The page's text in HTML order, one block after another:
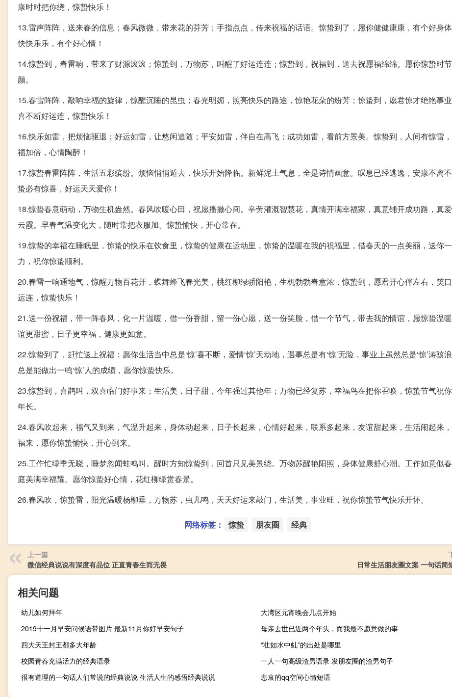
康时时把你绕，惊蛰快乐！
13.雷声阵阵，送来春的信息；春风微微，带来花的芬芳；手指点点，传来祝福的话语。惊蛰到了，愿你健健康康，有个好身
快快乐乐，有个好心情！
14.惊蛰到，春雷响，带来了财源滚滚；惊蛰到，万物苏，叫醒了好运连连；惊蛰到，祝福到，送去祝愿福绵绵。愿你惊蛰时
颜。
15.春雷阵阵，敲响幸福的旋律，惊醒沉睡的昆虫；春光明媚，照亮快乐的路途，惊艳花朵的纷芳；惊蛰到，愿君惊才绝艳事
喜不断好运连，惊蛰快乐！
16.快乐如雷，把烦恼驱退；好运如雷，让悠闲追随；平安如雷，伴自在高飞；成功如雷，看前方景美。惊蛰到，人间有惊雷
福加倍，心情陶醉！
17.惊蛰春雷阵阵，生活五彩缤纷。烦恼悄悄遁去，快乐开始降临。新鲜泥土气息，全是诗情画意。叹息已经逃逸，安康不离
蛰必有惊喜，好运天天爱你！
18.惊蛰春意萌动，万物生机盎然。春风吹暖心田，祝愿播撒心间。辛劳灌溉智慧花，真情开满幸福家，真意铺开成功路，真
云霞。早春气温变化大，随时常把衣服加。惊蛰愉快，开心常在。
19.惊蛰的幸福在睡眠里，惊蛰的快乐在饮食里，惊蛰的健康在运动里，惊蛰的温暖在我的祝福里，借春天的一点美丽，送你
力，祝你惊蛰顺利。
20.春雷一响通地气，惊醒万物百花开，蝶舞蜂飞春光美，桃红柳绿骄阳艳，生机勃勃春意浓，惊蛰到，愿君开心伴左右，笑
运连，惊蛰快乐！
21.送一份祝福，带一阵春风，化一片温暖，借一份香甜，留一份心愿，送一份笑脸，借一个节气，带去我的情谊，愿惊蛰温
谊更甜蜜，日子更幸福，健康更如意。
22.惊蛰到了，赶忙送上祝福：愿你生活当中总是‘惊’喜不断，爱情‘惊’天动地，遇事总是有‘惊’无险，事业上虽然总是‘惊’涛骇
总是能做出一鸣‘惊’人的成绩，愿你惊蛰快乐。
23.惊蛰到，喜鹊叫，双喜临门好事来；生活美，日子甜，今年强过其他年；万物已经复苏，幸福鸟在把你召唤，惊蛰节气祝
年长。
24.春风吹起来，福气又到来，气温升起来，身体动起来，日子长起来，心情好起来，联系多起来，友谊甜起来，生活闹起来
福来，愿你惊蛰愉快，开心到来。
25.工作忙绿季无晓，睡梦忽闻蛙鸣叫。醒时方知惊蛰到，回首只见美景绕。万物苏醒艳阳照，身体健康舒心潮。工作如意似
庭美满幸福耀。愿你惊蛰好心情，花红柳绿赏春景。
26.春风吹，惊蛰雷，阳光温暖杨柳垂，万物苏，虫儿鸣，天天好运来敲门，生活美，事业旺，祝你惊蛰节气快乐开怀。
网络标签： 惊蛰 朋友圈 经典
上一篇
微信经典说说有深度有品位 正直青春生而无畏
日常生活朋友圈文案 一句话简
相关问题
幼儿如何拜年
大湾区元宵晚会几点开始
2019十一月早安问候语带图片 最新11月你好早安句子
母亲去世已近两个年头，而我最不愿意做的事
四大天王封王都多大年龄
“壮如水中虬”的出处是哪里
校园青春充满活力的经典语录
一人一句高级渣男语录 发朋友圈的渣男句子
很有道理的一句话人们常说的经典说说 生活人生的感悟经典说说
悲哀的qq空间心情短语